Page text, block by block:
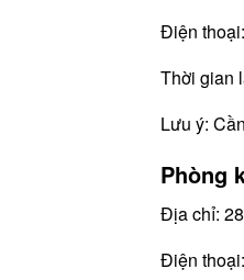
Điện
Thời gian
Lưu ý:
Phòng
Địa chỉ:
Điện